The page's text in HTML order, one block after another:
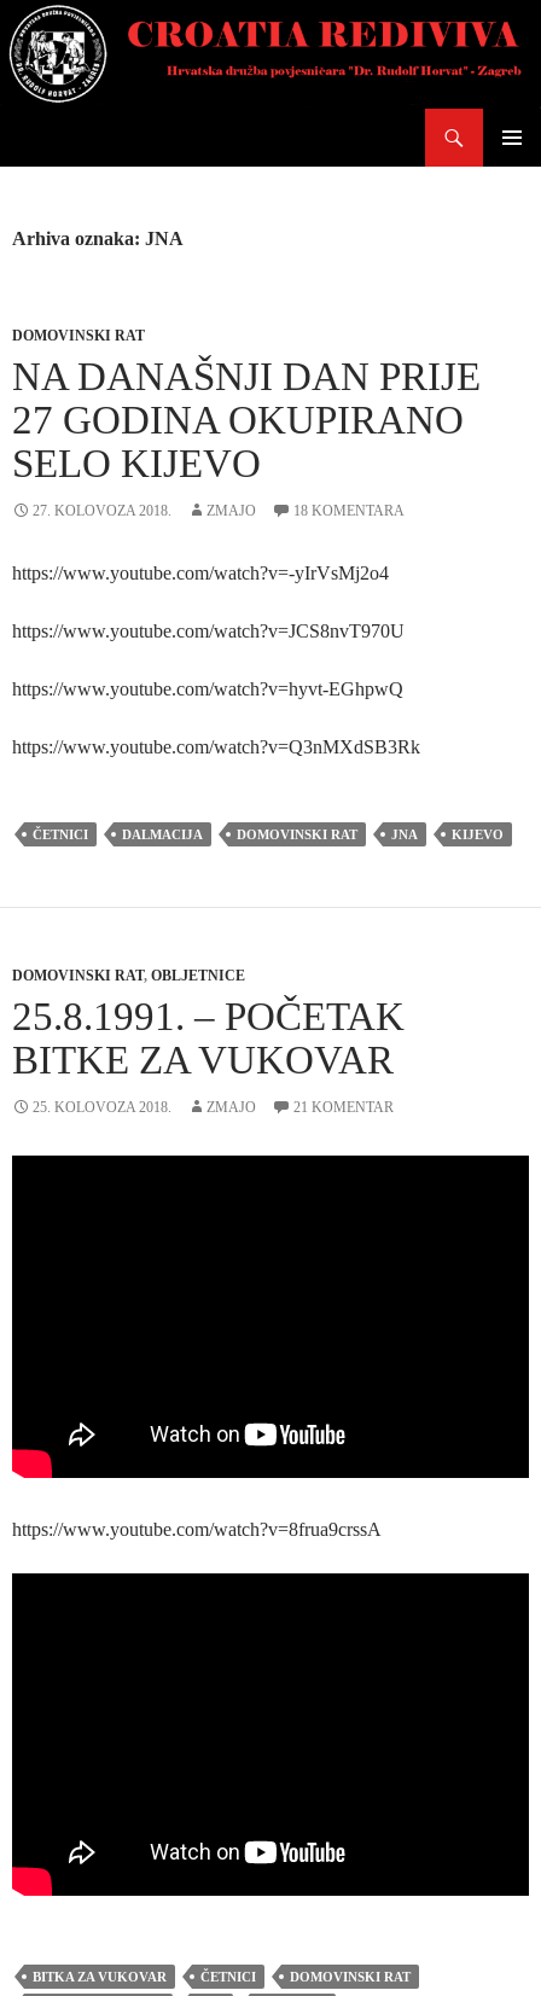
Skoči
do
sadržaja
Arhiva oznaka: JNA
DOMOVINSKI RAT
NA DANAŠNJI DAN PRIJE
27 GODINA OKUPIRANO
SELO KIJEVO
27. KOLOVOZA 2018. ZMAJO 18 KOMENTARA
https://www.youtube.com/watch?v=-yIrVsMj2o4
https://www.youtube.com/watch?v=JCS8nvT970U
https://www.youtube.com/watch?v=hyvt-EGhpwQ
https://www.youtube.com/watch?v=Q3nMXdSB3Rk
ČETNICI DALMACIJA DOMOVINSKI RAT JNA KIJEVO
DOMOVINSKI RAT, OBLJETNICE
25.8.1991. – POČETAK
BITKE ZA VUKOVAR
25. KOLOVOZA 2018. ZMAJO 21 KOMENTAR
https://www.youtube.com/watch?v=8frua9crssA
BITKA ZA VUKOVAR ČETNICI
DOMOVINSKI RAT